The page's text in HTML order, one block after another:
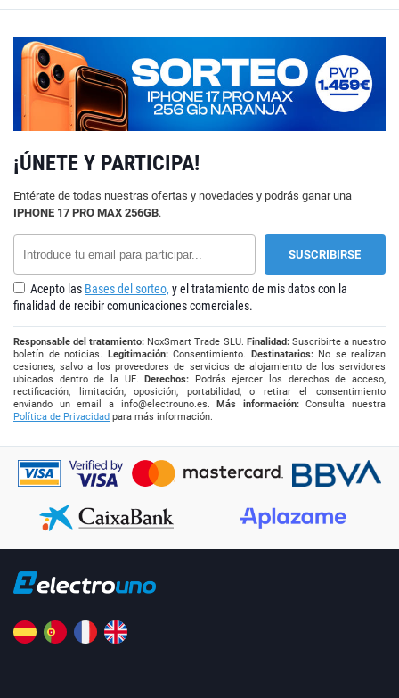
¡ÚNETE Y PARTICIPA!
Entérate de todas nuestras ofertas y novedades y podrás ganar una
IPHONE 17 PRO MAX 256GB.
Acepto las Bases del sorteo, y el tratamiento de mis datos con la
finalidad de recibir comunicaciones comerciales.
Responsable del tratamiento: NoxSmart Trade SLU. Finalidad:Suscribirte a nuestro
boletín de noticias. Legitimación:Consentimiento. Destinatarios:No se realizan
cesiones, salvo a los proveedores de servicios de alojamiento de los servidores
ubicados dentro de la UE.Derechos: Podrás ejercer los derechos de acceso,
rectificación, limitación, oposición, portabilidad, o retirar el consentimiento
enviando un email a info@electrouno.es.Más información:Consulta nuestra
Política de Privacidad para más información.